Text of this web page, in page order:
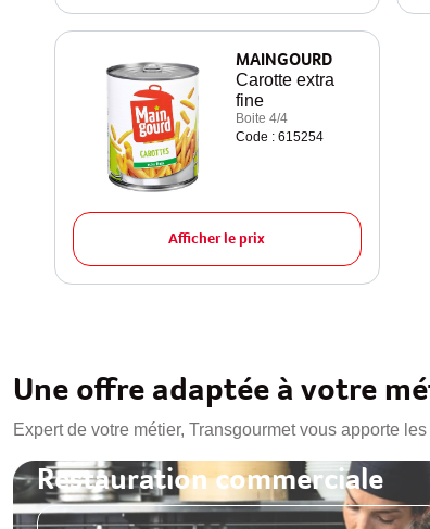
MAINGOURD
Carotte extra
fine
Boite 4/4
Code : 615254
Afficher le prix
Une offre adaptée à votre
Expert de votre métier, Transgourmet vous apporte
Restauration commerciale